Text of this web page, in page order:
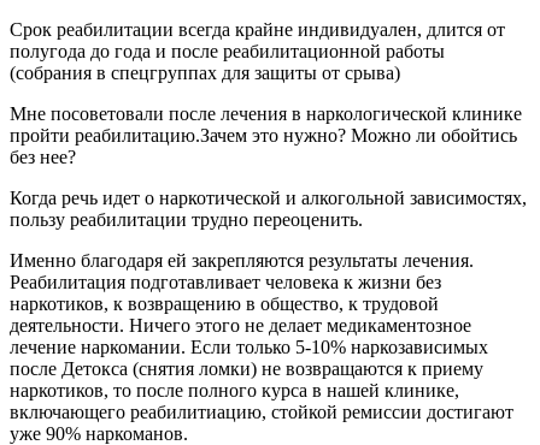
Срок реабилитации всегда крайне индивидуален, длится от
полугода до года и после реабилитационной работы
(собрания в спецгруппах для защиты от срыва)
Мне посоветовали после лечения в наркологической клинике
пройти реабилитацию.Зачем это нужно? Можно ли обойтись
без нее?
Когда речь идет о наркотической и алкогольной зависимостях,
пользу реабилитации трудно переоценить.
Именно благодаря ей закрепляются результаты лечения.
Реабилитация подготавливает человека к жизни без
наркотиков, к возвращению в общество, к трудовой
деятельности. Ничего этого не делает медикаментозное
лечение наркомании. Если только 5-10% наркозависимых
после Детокса (снятия ломки) не возвращаются к приему
наркотиков, то после полного курса в нашей клинике,
включающего реабилитиацию, стойкой ремиссии достигают
уже 90% наркоманов.